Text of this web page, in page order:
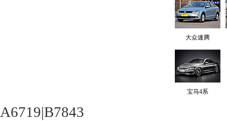
大众速腾
宝马4系
A6719|B7843